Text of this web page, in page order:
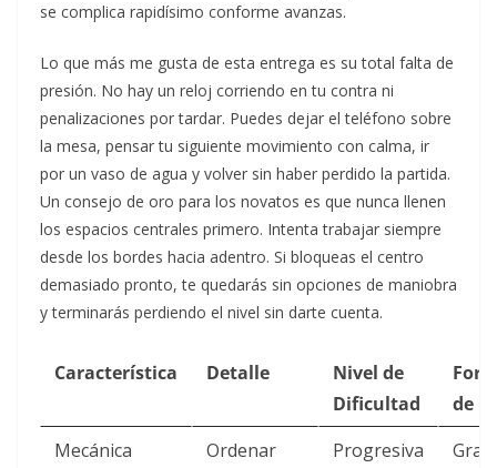
se complica rapidísimo conforme avanzas.
Lo que más me gusta de esta entrega es su total falta de
presión. No hay un reloj corriendo en tu contra ni
penalizaciones por tardar. Puedes dejar el teléfono sobre
la mesa, pensar tu siguiente movimiento con calma, ir
por un vaso de agua y volver sin haber perdido la partida.
Un consejo de oro para los novatos es que nunca llenen
los espacios centrales primero. Intenta trabajar siempre
desde los bordes hacia adentro. Si bloqueas el centro
demasiado pronto, te quedarás sin opciones de maniobra
y terminarás perdiendo el nivel sin darte cuenta.
Característica Detalle
Nivel de
Dificultad
de
Mecánica
Ordenar
Progresiva